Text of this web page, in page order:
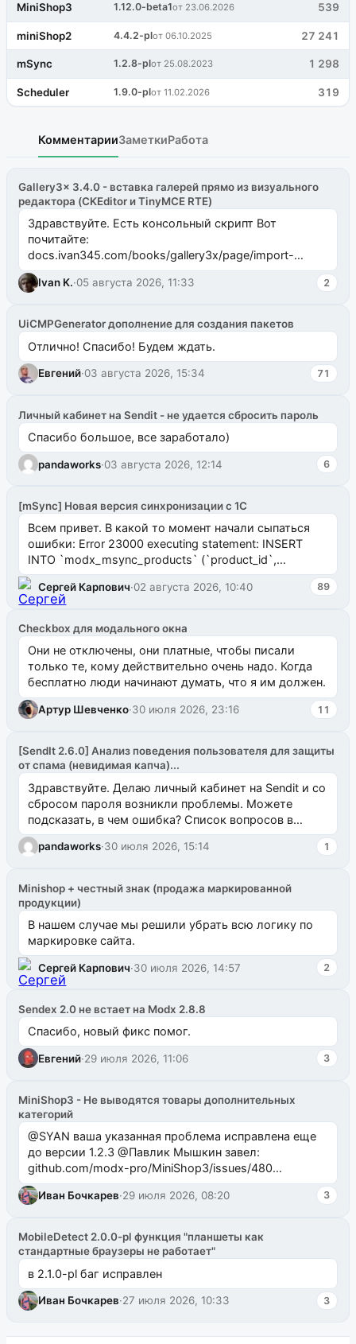
MiniShop3 1.12.0-beta1от 23.06.2026 539
miniShop2 4.4.2-plот 06.10.2025 27 241
mSync 1.2.8-plот 25.08.2023 1 298
Scheduler 1.9.0-plот 11.02.2026 319
КомментарииЗаметкиРабота
Gallery3x 3.4.0 - вставка галерей прямо из визуального
редактора (CKEditor и TinyMCE RTE)
Здравствуйте. Есть консольный скрипт Вот
почитайте:
docs.ivan345.com/books/gallery3x/page/import-
ms2galleryphp
Ivan K.·05 августа 2026, 11:33 2
UiCMPGenerator дополнение для создания пакетов
Отлично! Спасибо! Будем ждать.
Евгений·03 августа 2026, 15:34 71
Личный кабинет на Sendit - не удается сбросить пароль
Спасибо большое, все заработало)
pandaworks·03 августа 2026, 12:14 6
[mSync] Новая версия синхронизации с 1С
Всем привет. В какой то момент начали сыпаться
ошибки: Error 23000 executing statement: INSERT
INTO `modx_msync_products` (`product_id`,
`uuid_1c`) VALUES ...
Сергей Карпович·02 августа 2026, 10:40 89
Checkbox для модального окна
Они не отключены, они платные, чтобы писали
только те, кому действительно очень надо. Когда
бесплатно люди начинают думать, что я им должен.
Артур Шевченко·30 июля 2026, 23:16 11
[SendIt 2.6.0] Анализ поведения пользователя для защиты
от спама (невидимая капча)...
Здравствуйте. Делаю личный кабинет на Sendit и со
сбросом пароля возникли проблемы. Можете
подсказать, в чем ошибка? Список вопросов в
одноименном разделе на modx.pro пока пуст, и,...
pandaworks·30 июля 2026, 15:14 1
Minishop + честный знак (продажа маркированной
продукции)
В нашем случае мы решили убрать всю логику по
маркировке сайта.
Сергей Карпович·30 июля 2026, 14:57 2
Sendex 2.0 не встает на Modx 2.8.8
Спасибо, новый фикс помог.
Евгений·29 июля 2026, 11:06 3
MiniShop3 - Не выводятся товары дополнительных
категорий
@SYAN ваша указанная проблема исправлена еще
до версии 1.2.3 @Павлик Мышкин завел:
github.com/modx-pro/MiniShop3/issues/480
github.com/modx-pro/MiniShop3/issues/481Исправим
в б...
Иван Бочкарев·29 июля 2026, 08:20 3
MobileDetect 2.0.0-pl функция "планшеты как
стандартные браузеры не работает"
в 2.1.0-pl баг исправлен
Иван Бочкарев·27 июля 2026, 10:33 3